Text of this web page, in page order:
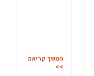
המשך קריאה
>>